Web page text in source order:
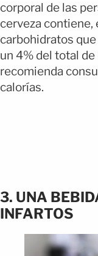
corporal de las
cerveza contiene,
carbohidratos
un 4% del total
recomienda
calorías.
3. UNA
INFARTOS